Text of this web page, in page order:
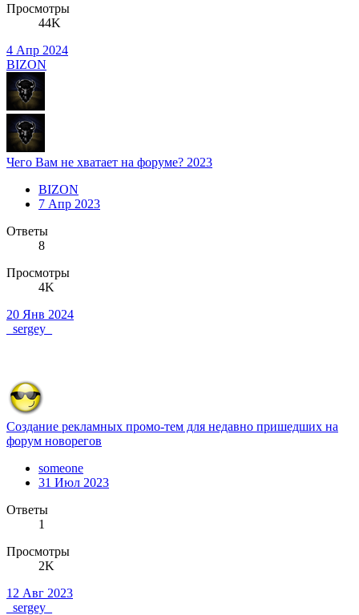
Просмотры
44K
4 Апр 2024
BIZON
Чего Вам не хватает на форуме? 2023
BIZON
7 Апр 2023
Ответы
8
Просмотры
4K
20 Янв 2024
_sergey_
Создание рекламных промо-тем для недавно пришедших на
форум новорегов
someone
31 Июл 2023
Ответы
1
Просмотры
2K
12 Авг 2023
_sergey_